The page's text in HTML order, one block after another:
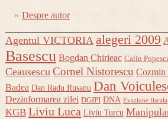
Despre autor
Agentul VICTORIA alegeri 2009
Basescu Bogdan Chirieac Calin
Ceausescu Cornel Nistorescu Cozmin
Badea Dan Radu Rusanu Dan
Dezinformarea zilei DGIPI DNA Evaziune fiscala
KGB Liviu Luca Liviu Turcu